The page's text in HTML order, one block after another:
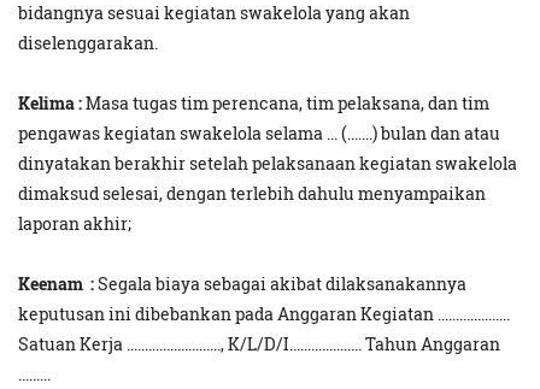
bidangnya sesuai kegiatan swakelola yang akan
diselenggarakan.
Kelima :Masa tugas tim perencana, tim pelaksana, dan tim
pengawas kegiatan swakelola selama ... (.......) bulan dan atau
dinyatakan berakhir setelah pelaksanaan kegiatan swakelola
dimaksud selesai, dengan terlebih dahulu menyampaikan
laporan akhir;
Keenam :Segala biaya sebagai akibat dilaksanakannya
keputusan ini dibebankan pada Anggaran Kegiatan ....................
Satuan Kerja .........................., K/L/D/I.................... Tahun Anggaran
.........